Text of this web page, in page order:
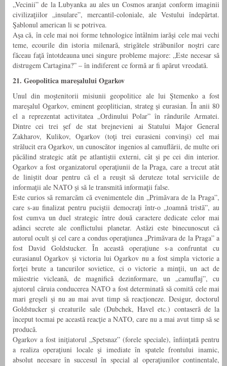
„Vecinii” de la Lubyanka au ales un Cosmos aranjat conform imaginii
civilizaţiilor „insulare”, mercantil-coloniale, ale Vestului îndepărtat.
Şablonul american li se potrivea.
Aşa că, în cele mai noi forme tehnologice întâlnim iarăşi cele mai vechi
teme, ecourile din istoria milenară, strigătele străbunilor noştri care
făceau faţă întotdeauna unei singure probleme majore: „Este necesar să
distrugem Cartagina?” – în indiferent ce formă ar fi apărut vreodată.
21. Geopolitica mareşalului Ogarkov
Unul din moştenitorii misiunii geopolitice ale lui Ștemenko a fost
mareşalul Ogarkov, eminent geoplitician, strateg şi eurasian. În anii 80
el a reprezentat activitatea „Ordinului Polar” în rândurile Armatei.
Dintre cei trei şef de stat brejnevieni ai Statului Major General
Zakharov, Kulikov, Ogarkov (toţi trei eurasieni convinşi) cel mai
strălucit era Ogarkov, un cunoscător ingenios al camuflării, de multe ori
păcălind strategic atât pe atlantiştii externi, cât şi pe cei din interior.
Ogarkov a fost organizatorul operaţiunii de la Praga, care a trecut atât
de liniştit doar pentru că el a reuşit să deruteze total serviciile de
informaţii ale NATO şi să le transmită informaţii false.
Este curios să remarcăm că evenimentele din „Primăvara de la Praga”,
care s-au finalizat pentru puciştii democraţi într-o „toamnă tristă”, au
fost cumva un duel strategic între două caractere dedicate celor mai
adânci secrete ale conflictului planetar. Astăzi este binecunoscut că
autorul ocult şi cel care a condus operaţiunea „Primăvara de la Praga” a
fost David Goldstucker. În această operațiune s-a confruntat cu
eurasianul Ogarkov şi victoria lui Ogarkov nu a fost simpla victorie a
forţei brute a tancurilor sovietice, ci o victorie a minţii, un act de
măiestrie vicleană, de magnifică dezinformare, un „camuflaj”, cu
ajutorul căruia conducerea NATO a fost determinată să comită cele mai
mari greşeli şi nu au mai avut timp să reacţioneze. Desigur, doctorul
Goldstucker şi creaturile sale (Dubchek, Havel etc.) contaseră de la
început tocmai pe această reacţie a NATO, care nu a mai avut timp să se
producă.
Ogarkov a fost iniţiatorul „Spetsnaz” (forele speciale), înfiinţată pentru
a realiza operaţiuni locale şi imediate în spatele frontului inamic,
absolut necesare în succesul în special al operaţiunilor continentale,